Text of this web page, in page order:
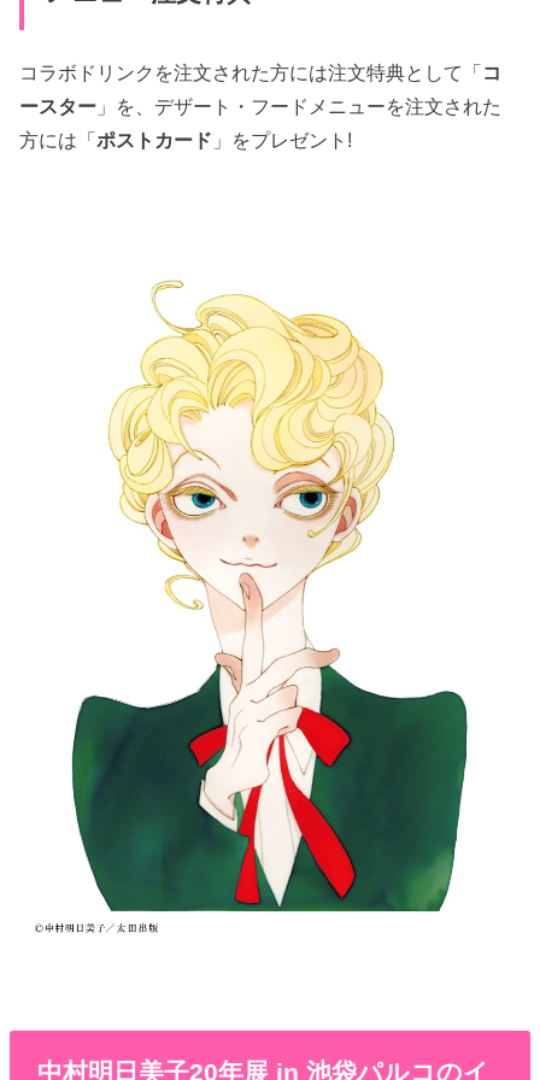
コラボドリンクを注文された方には注文特典として「 コ
ースター 」を、デザート・フードメニューを注文された
方には「ポストカード 」をプレゼント!
中村明日美子20年展 in 池袋パルコのイ